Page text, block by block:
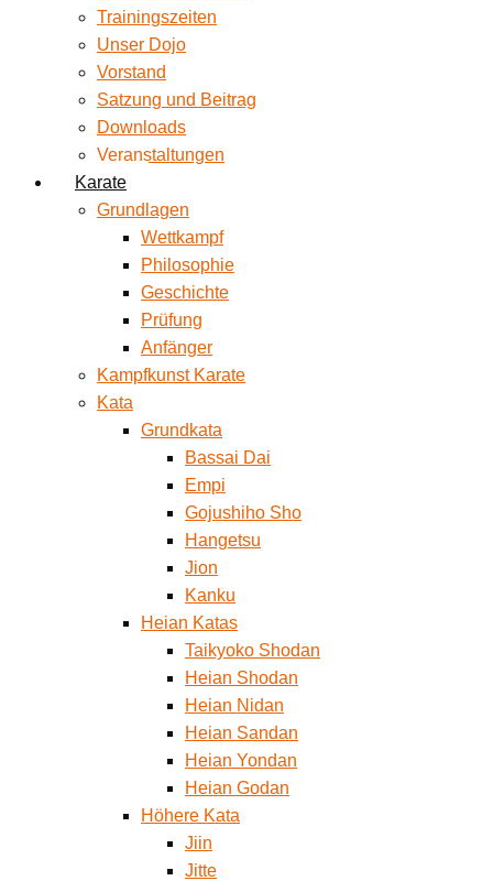
Trainingszeiten
Unser Dojo
Vorstand
Satzung und Beitrag
Downloads
Veranstaltungen
Karate
Grundlagen
Wettkampf
Philosophie
Geschichte
Prüfung
Anfänger
Kampfkunst Karate
Kata
Grundkata
Bassai Dai
Empi
Gojushiho Sho
Hangetsu
Jion
Kanku
Heian Katas
Taikyoko Shodan
Heian Shodan
Heian Nidan
Heian Sandan
Heian Yondan
Heian Godan
Höhere Kata
Jiin
Jitte